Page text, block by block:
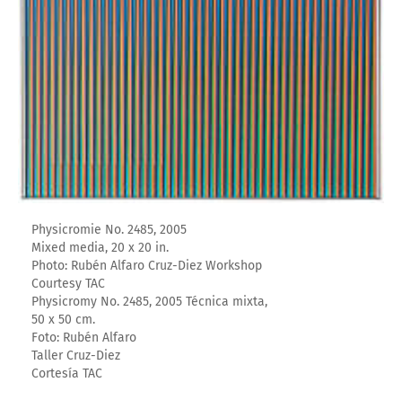
Physicromie No. 2485, 2005
Mixed media, 20 x 20 in.
Photo: Rubén Alfaro Cruz-Diez Workshop
Courtesy TAC
Physicromy No. 2485, 2005 Técnica mixta,
50 x 50 cm.
Foto: Rubén Alfaro
Taller Cruz-Diez
Cortesía TAC